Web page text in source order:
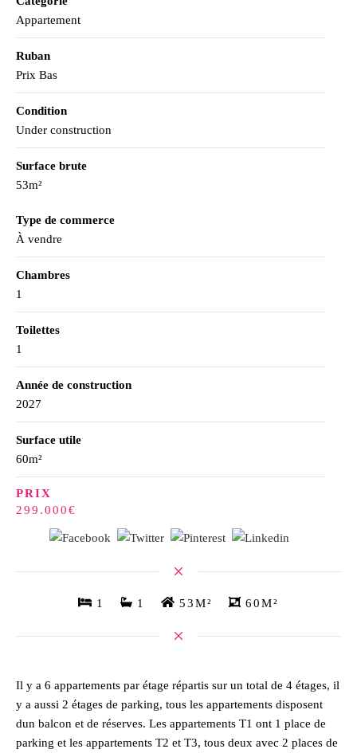
Appartement
Ruban
Prix Bas
Condition
Under construction
Surface brute
53m²
Type de commerce
À vendre
Chambres
1
Toilettes
1
Année de construction
2027
Surface utile
60m²
PRIX
299.000€
1 1 53M² 60M²
Il y a 6 appartements par étage répartis sur un total de 4 étages, il
y a aussi 2 étages de parking, tous les appartements disposent
dun balcon et de réserves. Les appartements T1 ont 1 place de
parking et les appartements T2 et T3, tous deux avec 2 places de